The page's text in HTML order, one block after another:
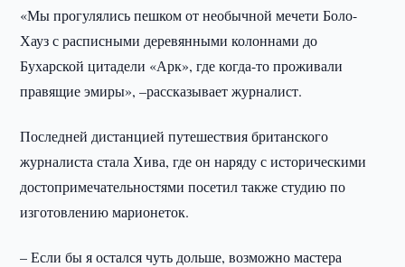
«Мы прогулялись пешком от необычной мечети Боло-
Хауз с расписными деревянными колоннами до
Бухарской цитадели «Арк», где когда-то проживали
правящие эмиры», –рассказывает журналист.
Последней дистанцией путешествия британского
журналиста стала Хива, где он наряду с историческими
достопримечательностями посетил также студию по
изготовлению марионеток.
– Если бы я остался чуть дольше, возможно мастера